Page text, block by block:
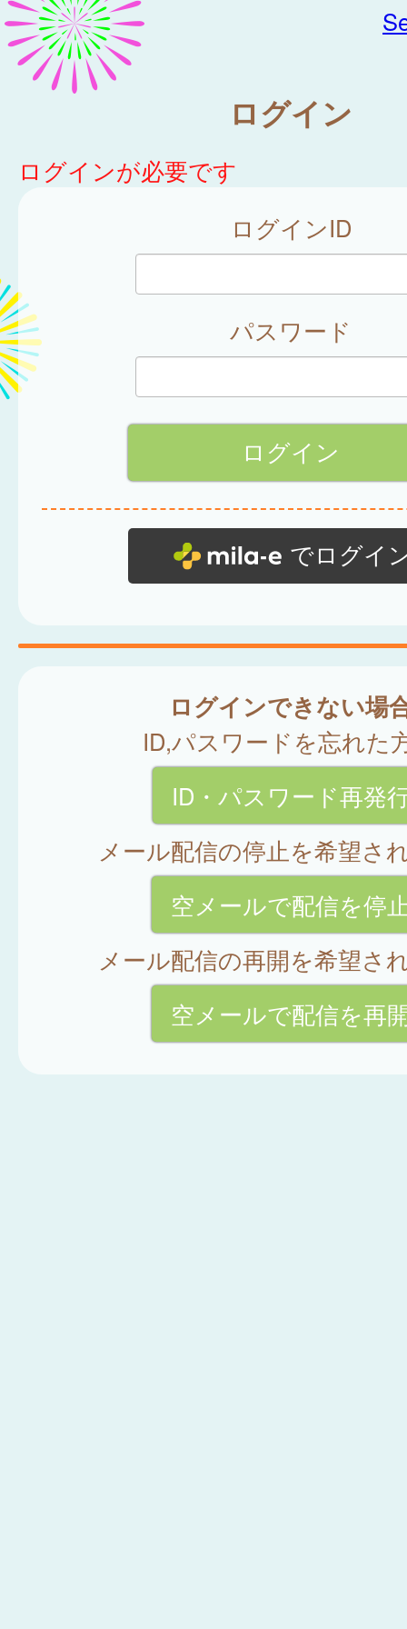
ログイン
ログインが必要です
ログインID
パスワード
でログイ
ログインできない場
ID,パスワードを忘れた
ID・パスワード再発
メール配信の停止を希望さ
空メールで配信を停
メール配信の再開を希望さ
空メールで配信を再